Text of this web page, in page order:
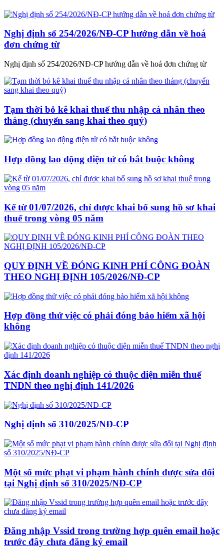
Nghị định số 254/2026/NĐ-CP hướng dẫn về hoá
đơn chứng từ
Nghị định số 254/2026/NĐ-CP hướng dẫn về hoá đơn chứng từ
Tạm thời bỏ kê khai thuế thu nhập cá nhân theo
tháng (chuyển sang khai theo quý)
Hợp đồng lao động điện tử có bắt buộc không
Kể từ 01/07/2026, chỉ được khai bổ sung hồ sơ khai
thuế trong vòng 05 năm
QUY ĐỊNH VỀ ĐÓNG KINH PHÍ CÔNG ĐOÀN
THEO NGHỊ ĐỊNH 105/2026/NĐ-CP
Hợp đồng thử việc có phải đóng bảo hiểm xã hội
không
Xác định doanh nghiệp có thuộc diện miễn thuế
TNDN theo nghị định 141/2026
Nghị định số 310/2025/NĐ-CP
Một số mức phạt vi phạm hành chính được sửa đổi
tại Nghị định số 310/2025/NĐ-CP
Đăng nhập Vssid trong trường hợp quên email hoặc
trước đây chưa đăng ký email